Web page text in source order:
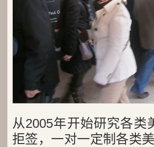
从2005年开始研究各类
拒签，一对一定制各类